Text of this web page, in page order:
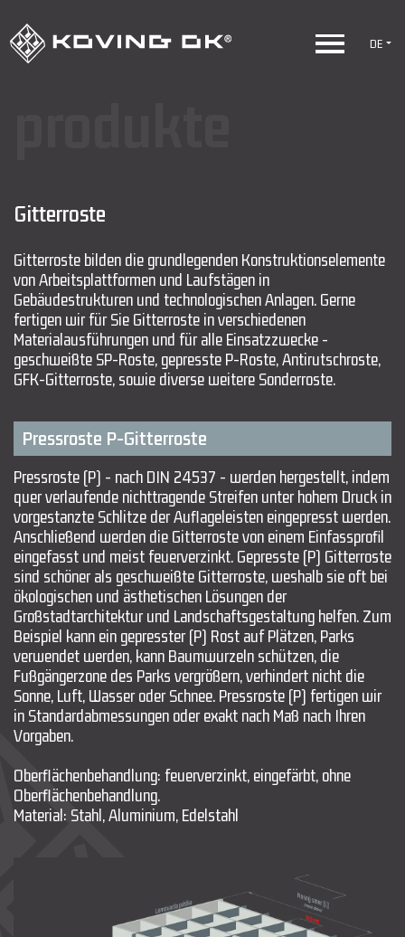
DE
Gitterroste
Gitterroste bilden die grundlegenden Konstruktionselemente
von Arbeitsplattformen und Laufstägen in
Gebäudestrukturen und technologischen Anlagen. Gerne
fertigen wir für Sie Gitterroste in verschiedenen
Materialausführungen und für alle Einsatzzwecke -
geschweißte SP-Roste, gepresste P-Roste, Antirutschroste,
GFK-Gitterroste, sowie diverse weitere Sonderroste.
Pressroste P-Gitterroste
Pressroste (P) - nach DIN 24537 - werden hergestellt, indem
quer verlaufende nichttragende Streifen unter hohem Druck in
vorgestanzte Schlitze der Auflageleisten eingepresst werden.
Anschließend werden die Gitterroste von einem Einfassprofil
eingefasst und meist feuerverzinkt. Gepresste (P) Gitterroste
sind schöner als geschweißte Gitterroste, weshalb sie oft bei
ökologischen und ästhetischen Lösungen der
Großstadtarchitektur und Landschaftsgestaltung helfen. Zum
Beispiel kann ein gepresster (P) Rost auf Plätzen, Parks
verwendet werden, kann Baumwurzeln schützen, die
Fußgängerzone des Parks vergrößern, verhindert nicht die
Sonne, Luft, Wasser oder Schnee. Pressroste (P) fertigen wir
in Standardabmessungen oder exakt nach Maß nach Ihren
Vorgaben.
Oberflächenbehandlung: feuerverzinkt, eingefärbt, ohne
Oberflächenbehandlung.
Material: Stahl, Aluminium, Edelstahl